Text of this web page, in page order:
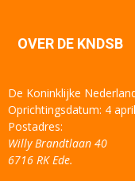
OVER DE KNDSB
De Koninklijke
Oprichtingsdatum: 4
Postadres:
Willy Brandtlaan 40
6716 RK Ede.